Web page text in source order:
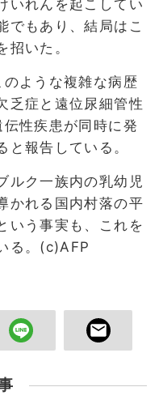
いれんを起こしてい
でもあり、結局はこ
招いた。
ような複雑な病歴
乏症と遠位尿細管性
性疾患が同時に発
報告している。
ク一族内の乳幼児
かれる国内村落の平
いう事実も、これを
る。(c)AFP